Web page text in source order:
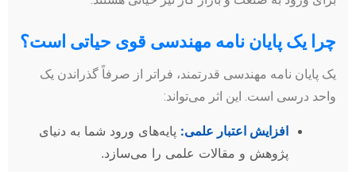
چرا یک پایان نامه مهندسی قوی حیاتی است؟
یک پایان نامه مهندسی قدرتمند، فراتر از صرفاً گذراندن یک
واحد درسی است. این اثر می‌تواند:
افزایش اعتبار علمی: پایه‌های ورود شما به دنیای
پژوهش و مقالات علمی را می‌سازد.